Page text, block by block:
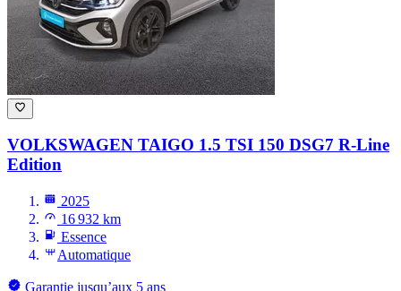
VOLKSWAGEN TAIGO 1.5 TSI 150 DSG7 R-Line
Edition
2025
16 932 km
Essence
Automatique
Garantie jusqu’aux 5 ans